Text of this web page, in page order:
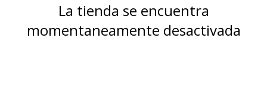
La tienda se encuentra
momentaneamente desactivada